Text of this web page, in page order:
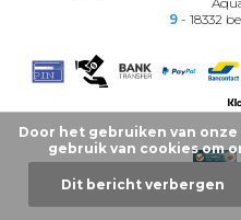
9 - 18332
Door het gebruiken van
gebruik van cookies om
Dit bericht verbergen